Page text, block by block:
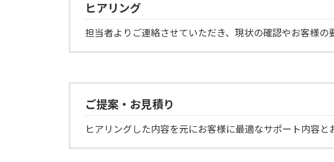
ヒアリング
担当者よりご連絡させていただき、現状の確認やお客様の
ご提案・お見積り
ヒアリングした内容を元にお客様に最適なサポート内容と